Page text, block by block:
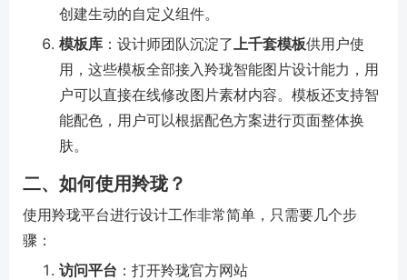
创建生动的自定义组件。
模板库 ：设计师团队沉淀了上千套模板供用户使
用，这些模板全部接入羚珑智能图片设计能力，用
户可以直接在线修改图片素材内容。模板还支持智
能配色，用户可以根据配色方案进行页面整体换
肤。
二、如何使用羚珑？
使用羚珑平台进行设计工作非常简单，只需要几个步
骤：
访问平台 ：打开羚珑官方网站